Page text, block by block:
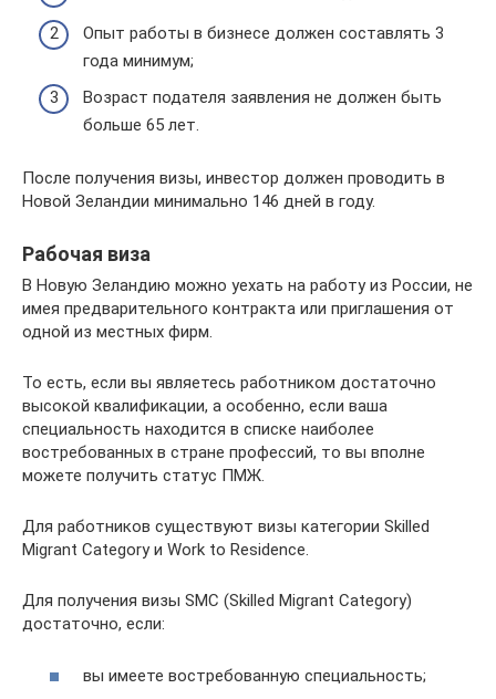
Опыт работы в бизнесе должен составлять 3
года минимум;
Возраст подателя заявления не должен быть
больше 65 лет.
После получения визы, инвестор должен проводить в
Новой Зеландии минимально 146 дней в году.
Рабочая виза
В Новую Зеландию можно уехать на работу из России, не
имея предварительного контракта или приглашения от
одной из местных фирм.
То есть, если вы являетесь работником достаточно
высокой квалификации, а особенно, если ваша
специальность находится в списке наиболее
востребованных в стране профессий, то вы вполне
можете получить статус ПМЖ.
Для работников существуют визы категории Skilled
Migrant Category и Work to Residence.
Для получения визы SMC (Skilled Migrant Category)
достаточно, если:
вы имеете востребованную специальность;